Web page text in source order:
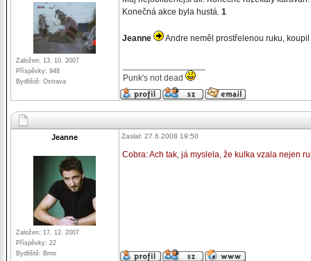
Založen: 13. 10. 2007
Příspěvky: 948
Bydliště: Ostrava
Konečná akce byla hustá. 1
Jeanne Andre neměl prostřelenou ruku,
Punk's not dead
Jeanne
Založen: 17. 12. 2007
Příspěvky: 22
Bydliště: Brno
Zaslal: 27.6.2008 19:50
Cobra: Ach tak, já myslela, že kulka vzala nejen